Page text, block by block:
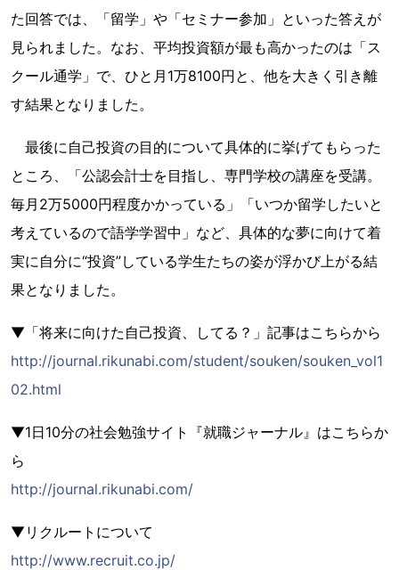
た回答では、「留学」や「セミナー参加」といった答えが
見られました。なお、平均投資額が最も高かったのは「ス
クール通学」で、ひと月1万8100円と、他を大きく引き離
す結果となりました。
最後に自己投資の目的について具体的に挙げてもらった
ところ、「公認会計士を目指し、専門学校の講座を受講。
毎月2万5000円程度かかっている」「いつか留学したいと
考えているので語学学習中」など、具体的な夢に向けて着
実に自分に“投資”している学生たちの姿が浮かび上がる結
果となりました。
▼「将来に向けた自己投資、してる？」記事はこちらから
http://journal.rikunabi.com/student/souken/souken_vol1
02.html
▼1日10分の社会勉強サイト『就職ジャーナル』はこちらか
ら
http://journal.rikunabi.com/
▼リクルートについて
http://www.recruit.co.jp/